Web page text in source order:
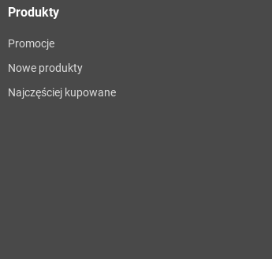
Produkty
Promocje
Nowe produkty
Najczęściej kupowane